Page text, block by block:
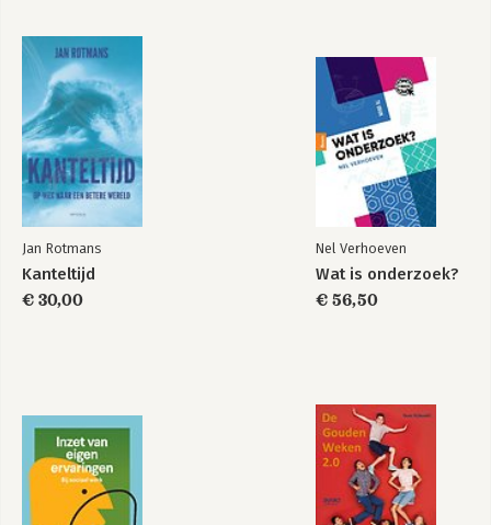
De vibe
Bekijk alle boeken
Jan Rotmans
Kanteltijd
€ 30,00
Nel Verhoeven
Wat is onderzoek?
€ 56,50